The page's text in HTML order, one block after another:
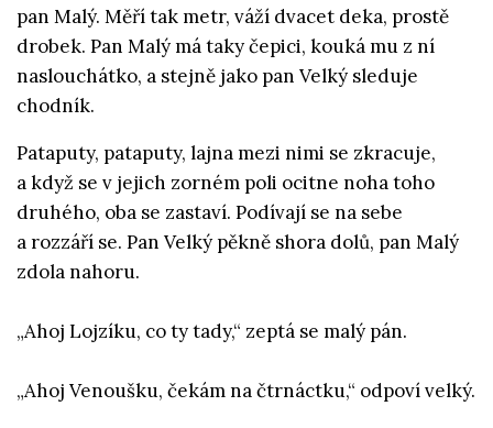
pan Malý. Měří tak metr, váží dvacet deka, prostě
drobek. Pan Malý má taky čepici, kouká mu z ní
naslouchátko, a stejně jako pan Velký sleduje
chodník.
Pataputy, pataputy, lajna mezi nimi se zkracuje,
a když se v jejich zorném poli ocitne noha toho
druhého, oba se zastaví. Podívají se na sebe
a rozzáří se. Pan Velký pěkně shora dolů, pan Malý
zdola nahoru.
„Ahoj Lojzíku, co ty tady,“ zeptá se malý pán.
„Ahoj Venoušku, čekám na čtrnáctku,“ odpoví velký.